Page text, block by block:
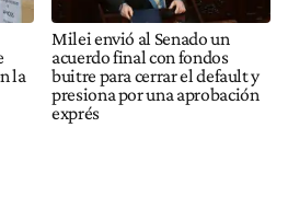
la
Milei envió al Senado un
acuerdo final con fondos
buitre para cerrar el default y
presiona por una aprobación
exprés